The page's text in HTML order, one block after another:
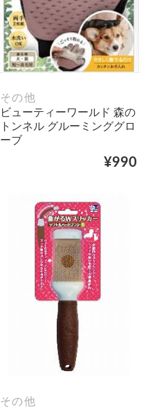
その他
ビューティーワールド 森の
トンネル グルーミンググロ
ーブ
¥990
その他